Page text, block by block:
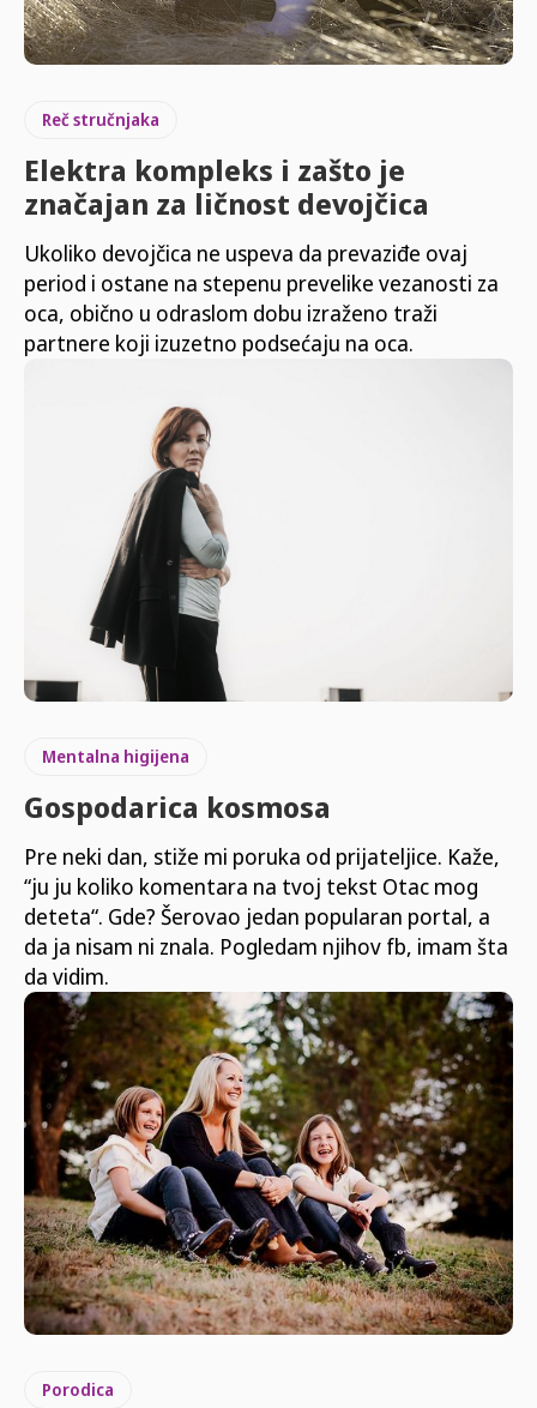
Reč stručnjaka
Elektra kompleks i zašto je
značajan za ličnost devojčica
Ukoliko devojčica ne uspeva da prevaziđe ovaj
period i ostane na stepenu prevelike vezanosti za
oca, obično u odraslom dobu izraženo traži
partnere koji izuzetno podsećaju na oca.
Mentalna higijena
Gospodarica kosmosa
Pre neki dan, stiže mi poruka od prijateljice. Kaže,
“ju ju koliko komentara na tvoj tekst Otac mog
deteta“. Gde? Šerovao jedan popularan portal, a
da ja nisam ni znala. Pogledam njihov fb, imam šta
da vidim.
Porodica